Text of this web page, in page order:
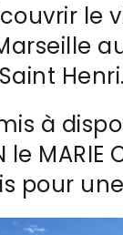
le
Henri.
à
le MARIE
pour